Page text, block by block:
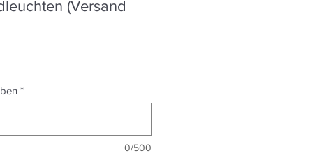
(Versand
*
0/500